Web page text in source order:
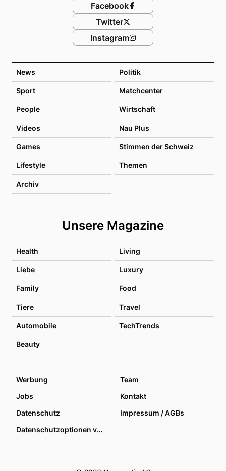
News Politik
Sport Matchcenter
People Wirtschaft
Videos Nau Plus
Games Stimmen der Schweiz
Lifestyle Themen
Archiv
Unsere Magazine
Health Living
Liebe Luxury
Family Food
Tiere Travel
Automobile TechTrends
Beauty
Facebook
Twitter
Instagram
Werbung
Team
Jobs
Kontakt
Datenschutz
Impressum / AGBs
Datenschutzoptionen verwalten